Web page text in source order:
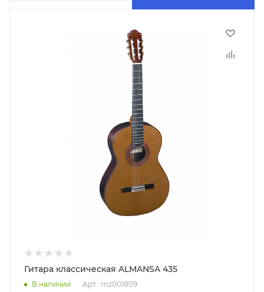
Гитара классическая ALMANSA 435
В наличии Арт.: mz001809